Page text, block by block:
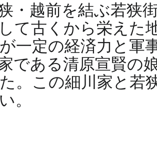
・越前を結ぶ若狭
て古くから栄えた
一定の経済力と
である清原宣賢の
。この細川家と若
。